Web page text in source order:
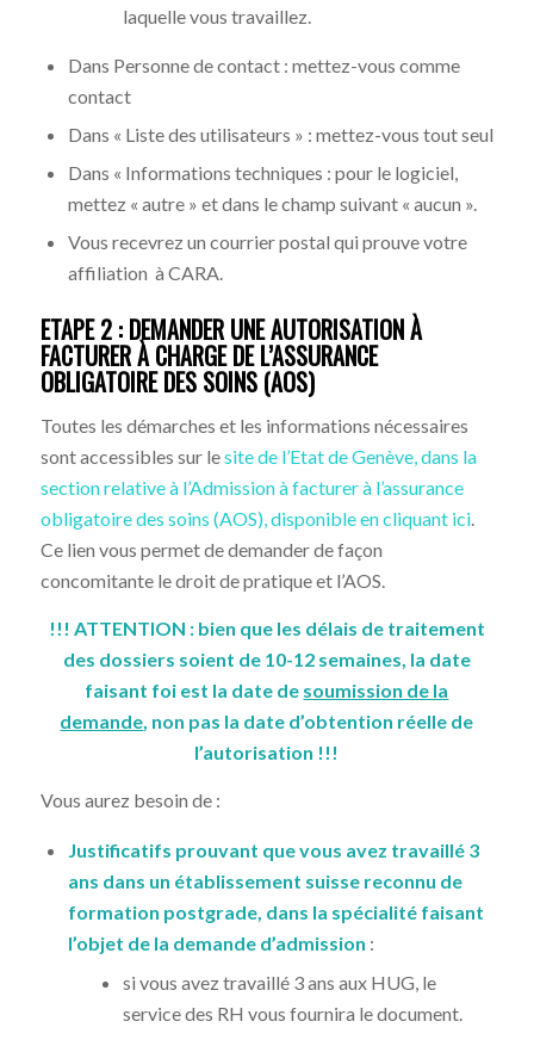
laquelle vous travaillez.
Dans Personne de contact : mettez-vous comme
contact
Dans « Liste des utilisateurs » : mettez-vous tout seul
Dans « Informations techniques : pour le logiciel,
mettez « autre » et dans le champ suivant « aucun ».
Vous recevrez un courrier postal qui prouve votre
affiliation à CARA.
ETAPE 2 : DEMANDER UNE AUTORISATION À
FACTURER À CHARGE DE L’ASSURANCE
OBLIGATOIRE DES SOINS (AOS)
Toutes les démarches et les informations nécessaires
sont accessibles sur lesite de l’Etat de Genève, dans la
section relative à l’Admission à facturer à l’assurance
obligatoire des soins (AOS), disponible en cliquant ici.
Ce lien vous permet de demander de façon
concomitante le droit de pratique et l’AOS.
!!! ATTENTION : bien que les délais de traitement
des dossiers soient de 10-12 semaines, la date
faisant foi est la date de soumission de la
demande, non pas la date d’obtention réelle de
l’autorisation !!!
Vous aurez besoin de :
Justificatifs prouvant que vous avez travaillé 3
ans dans un établissement suisse reconnu de
formation postgrade, dans la spécialité faisant
l’objet de la demande d’admission :
si vous avez travaillé 3 ans aux HUG, le
service des RH vous fournira le document.